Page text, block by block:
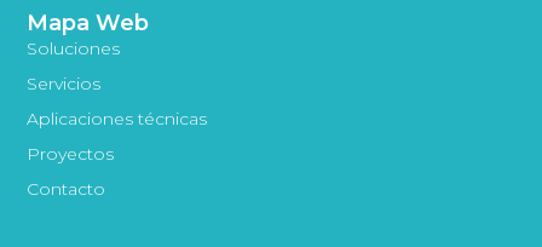
Mapa Web
Soluciones
Servicios
Aplicaciones técnicas
Proyectos
Contacto